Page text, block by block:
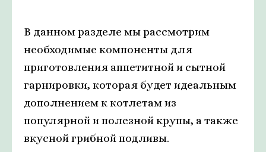
В данном разделе мы рассмотрим
необходимые компоненты для
приготовления аппетитной и сытной
гарнировки, которая будет идеальным
дополнением к котлетам из
популярной и полезной крупы, а также
вкусной грибной подливы.